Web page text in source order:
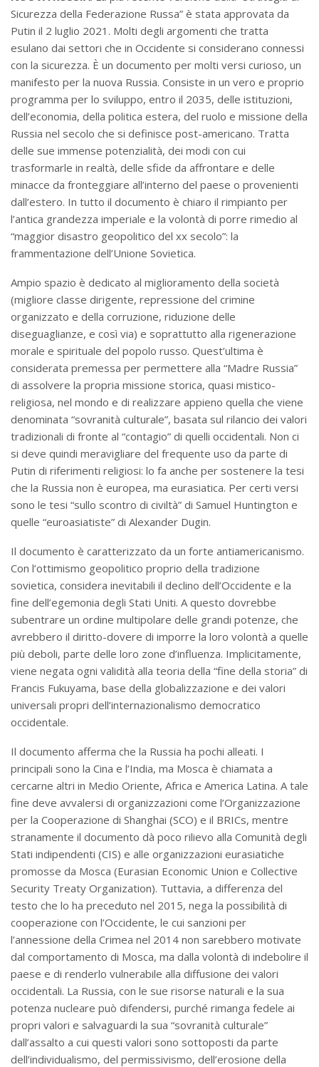
Sicurezza della Federazione Russa” è stata approvata da
Putin il 2 luglio 2021. Molti degli argomenti che tratta
esulano dai settori che in Occidente si considerano connessi
con la sicurezza. È un documento per molti versi curioso, un
manifesto per la nuova Russia. Consiste in un vero e proprio
programma per lo sviluppo, entro il 2035, delle istituzioni,
dell’economia, della politica estera, del ruolo e missione della
Russia nel secolo che si definisce post-americano. Tratta
delle sue immense potenzialità, dei modi con cui
trasformarle in realtà, delle sfide da affrontare e delle
minacce da fronteggiare all’interno del paese o provenienti
dall’estero. In tutto il documento è chiaro il rimpianto per
l’antica grandezza imperiale e la volontà di porre rimedio al
“maggior disastro geopolitico del xx secolo”: la
frammentazione dell’Unione Sovietica.
Ampio spazio è dedicato al miglioramento della società
(migliore classe dirigente, repressione del crimine
organizzato e della corruzione, riduzione delle
diseguaglianze, e così via) e soprattutto alla rigenerazione
morale e spirituale del popolo russo. Quest’ultima è
considerata premessa per permettere alla “Madre Russia”
di assolvere la propria missione storica, quasi mistico-
religiosa, nel mondo e di realizzare appieno quella che viene
denominata “sovranità culturale”, basata sul rilancio dei valori
tradizionali di fronte al “contagio” di quelli occidentali. Non ci
si deve quindi meravigliare del frequente uso da parte di
Putin di riferimenti religiosi: lo fa anche per sostenere la tesi
che la Russia non è europea, ma eurasiatica. Per certi versi
sono le tesi “sullo scontro di civiltà” di Samuel Huntington e
quelle “euroasiatiste” di Alexander Dugin.
Il documento è caratterizzato da un forte antiamericanismo.
Con l’ottimismo geopolitico proprio della tradizione
sovietica, considera inevitabili il declino dell’Occidente e la
fine dell’egemonia degli Stati Uniti. A questo dovrebbe
subentrare un ordine multipolare delle grandi potenze, che
avrebbero il diritto-dovere di imporre la loro volontà a quelle
più deboli, parte delle loro zone d’influenza. Implicitamente,
viene negata ogni validità alla teoria della “fine della storia” di
Francis Fukuyama, base della globalizzazione e dei valori
universali propri dell’internazionalismo democratico
occidentale.
Il documento afferma che la Russia ha pochi alleati. I
principali sono la Cina e l’India, ma Mosca è chiamata a
cercarne altri in Medio Oriente, Africa e America Latina. A tale
fine deve avvalersi di organizzazioni come l’Organizzazione
per la Cooperazione di Shanghai (SCO) e il BRICs, mentre
stranamente il documento dà poco rilievo alla Comunità degli
Stati indipendenti (CIS) e alle organizzazioni eurasiatiche
promosse da Mosca (Eurasian Economic Union e Collective
Security Treaty Organization). Tuttavia, a differenza del
testo che lo ha preceduto nel 2015, nega la possibilità di
cooperazione con l’Occidente, le cui sanzioni per
l’annessione della Crimea nel 2014 non sarebbero motivate
dal comportamento di Mosca, ma dalla volontà di indebolire il
paese e di renderlo vulnerabile alla diffusione dei valori
occidentali. La Russia, con le sue risorse naturali e la sua
potenza nucleare può difendersi, purché rimanga fedele ai
propri valori e salvaguardi la sua “sovranità culturale”
dall’assalto a cui questi valori sono sottoposti da parte
dell’individualismo, del permissivismo, dell’erosione della